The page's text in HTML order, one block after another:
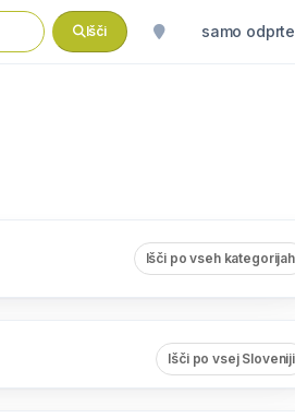
Išči samo odprte
Išči po vseh kategorijah
Išči po vsej Sloveniji